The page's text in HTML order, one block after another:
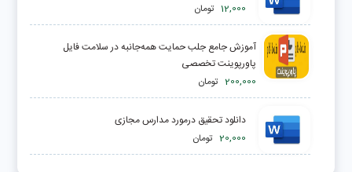
12,000 تومان
آموزش جامع جلب حمایت همه‌جانبه در سلامت فایل
پاورپوینت تخصصی
200,000 تومان
دانلود تحقیق درمورد مدارس مجازی
20,000 تومان